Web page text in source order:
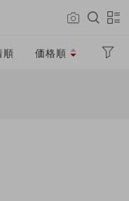
順 価格順